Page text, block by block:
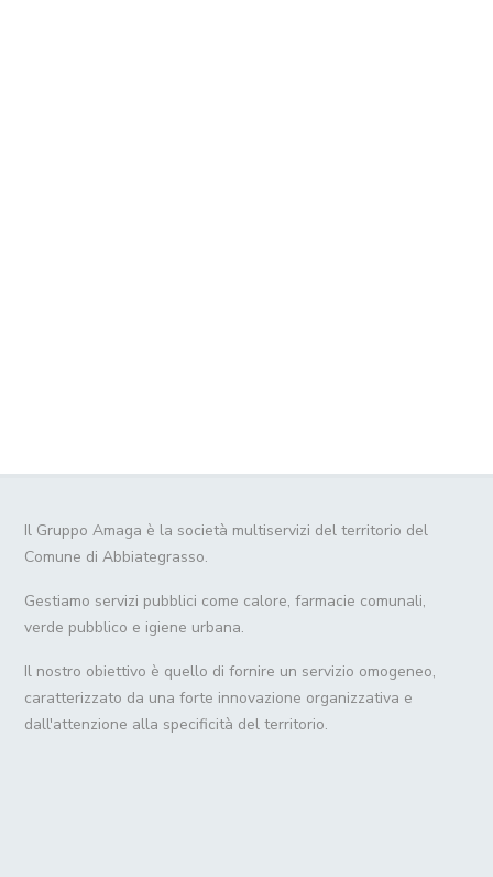
Il Gruppo Amaga è la società multiservizi del territorio del
Comune di Abbiategrasso.
Gestiamo servizi pubblici come calore, farmacie comunali,
verde pubblico e igiene urbana.
Il nostro obiettivo è quello di fornire un servizio omogeneo,
caratterizzato da una forte innovazione organizzativa e
dall'attenzione alla specificità del territorio.